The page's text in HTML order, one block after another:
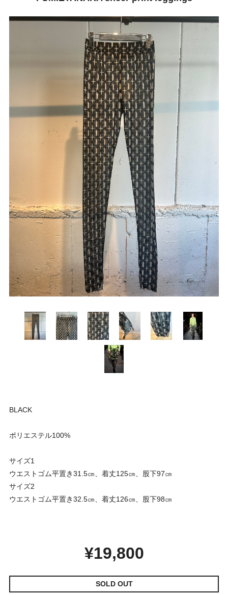
BLACK
ポリエステル100%
サイズ1
ウエストゴム平置き31.5㎝、着丈125㎝、股下97㎝
サイズ2
ウエストゴム平置き32.5㎝、着丈126㎝、股下98㎝
¥19,800
SOLD OUT